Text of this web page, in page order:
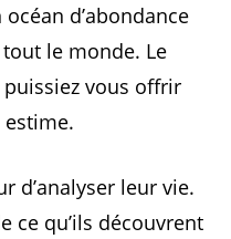
d’abondance
le monde. Le
vous offrir
d’analyser leur vie.
ce qu’ils découvrent